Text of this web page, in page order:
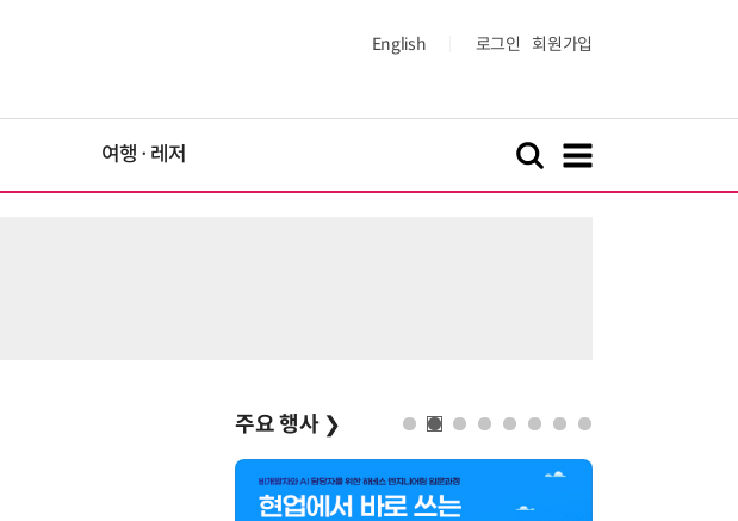
English 로그인 회원가입
여행·레저
주요 행사 ❯